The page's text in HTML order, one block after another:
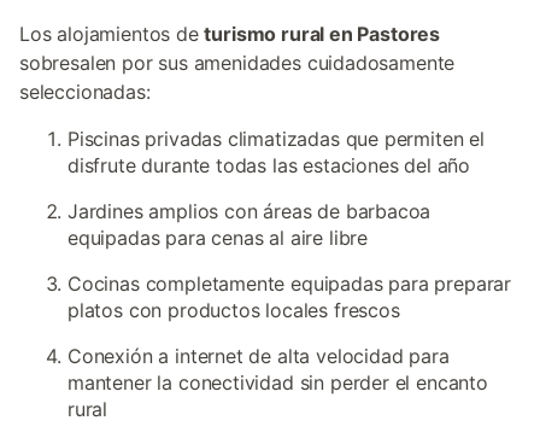
Los alojamientos deturismo rural en Pastores
sobresalen por sus amenidades cuidadosamente
seleccionadas:
Piscinas privadas climatizadas que permiten el
disfrute durante todas las estaciones del año
Jardines amplios con áreas de barbacoa
equipadas para cenas al aire libre
Cocinas completamente equipadas para preparar
platos con productos locales frescos
Conexión a internet de alta velocidad para
mantener la conectividad sin perder el encanto
rural